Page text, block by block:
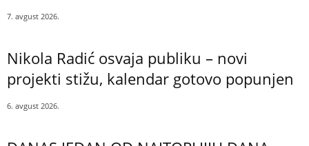
7. avgust 2026.
Nikola Radić osvaja publiku – novi
projekti stižu, kalendar gotovo popunjen
6. avgust 2026.